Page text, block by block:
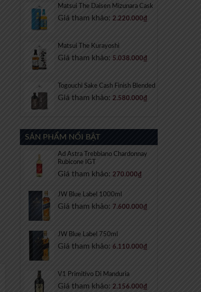
Matsui The Daisen Mizunara Cask
Giá tham khảo: 2.220.000₫
Matsui The Kurayoshi
Giá tham khảo: 5.038.000₫
Togouchi Sake Cash Finish Blended
Giá tham khảo: 2.580.000₫
SẢN PHẨM NỔI BẬT
Ad Astra Trebbiano Chardonnay
Rubicone IGT
Giá tham khảo: 270.000₫
JW Blue Label 1000ml
Giá tham khảo: 7.600.000₫
JW Blue Label 750ml
Giá tham khảo: 6.110.000₫
V1 Primitivo Di Manduria
Giá tham khảo: 2.156.000₫